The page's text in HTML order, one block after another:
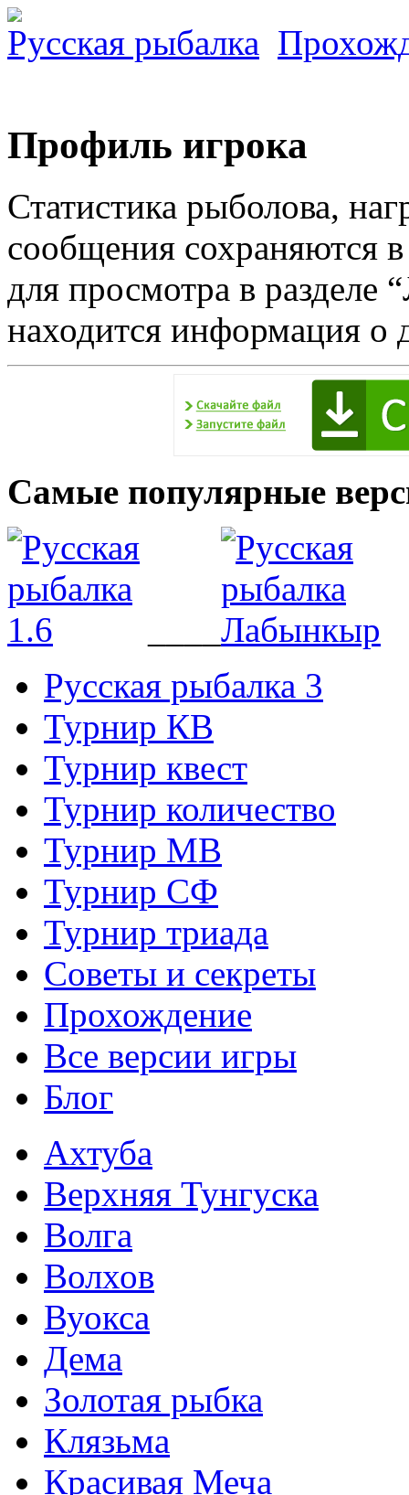
Русская рыбалка
Профиль игрока
Статистика рыболова,
сообщения сохраняются
для просмотра в
находится информация о
Самые популярные
Русская рыбалка 3
Турнир КВ
Турнир квест
Турнир количество
Турнир МВ
Турнир СФ
Турнир триада
Советы и секреты
Прохождение
Все версии игры
Блог
Ахтуба
Верхняя Тунгуска
Волга
Волхов
Вуокса
Дема
Золотая рыбка
Клязьма
Красивая Меча